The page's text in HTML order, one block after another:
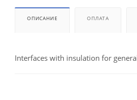
ОПИСАНИЕ ОПЛАТА
Interfaces with insulation for